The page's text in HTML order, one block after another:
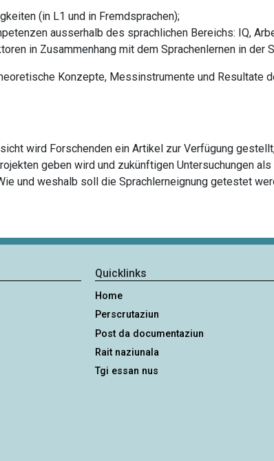
(in L1 und in Fremdsprachen);
ausserhalb des sprachlichen Bereichs: IQ,
in Zusammenhang mit dem Sprachenlernen in
Konzepte, Messinstrumente und Resultate
wird Forschenden ein Artikel zur Verfügung
geben wird und zukünftigen Untersuchungen
und weshalb soll die Sprachlerneignung getestet
Quicklinks
Home
Perscrutaziun
Post da documentaziun
Rait naziunala
Tgi essan nus